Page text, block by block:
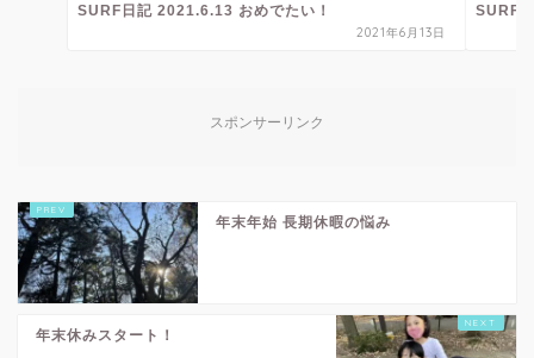
SURF日記 2021.6.13 おめでたい！
2021年6月13日
SURF
スポンサーリンク